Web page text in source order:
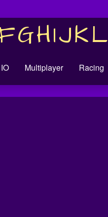
FGHIJKL
IO Multiplayer Racing